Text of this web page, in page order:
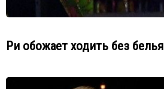
Ри обожает ходить без белья